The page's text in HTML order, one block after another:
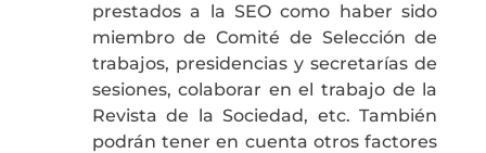
prestados a la SEO como haber sido
miembro de Comité de Selección de
trabajos, presidencias y secretarías de
sesiones, colaborar en el trabajo de la
Revista de la Sociedad, etc. También
podrán tener en cuenta otros factores